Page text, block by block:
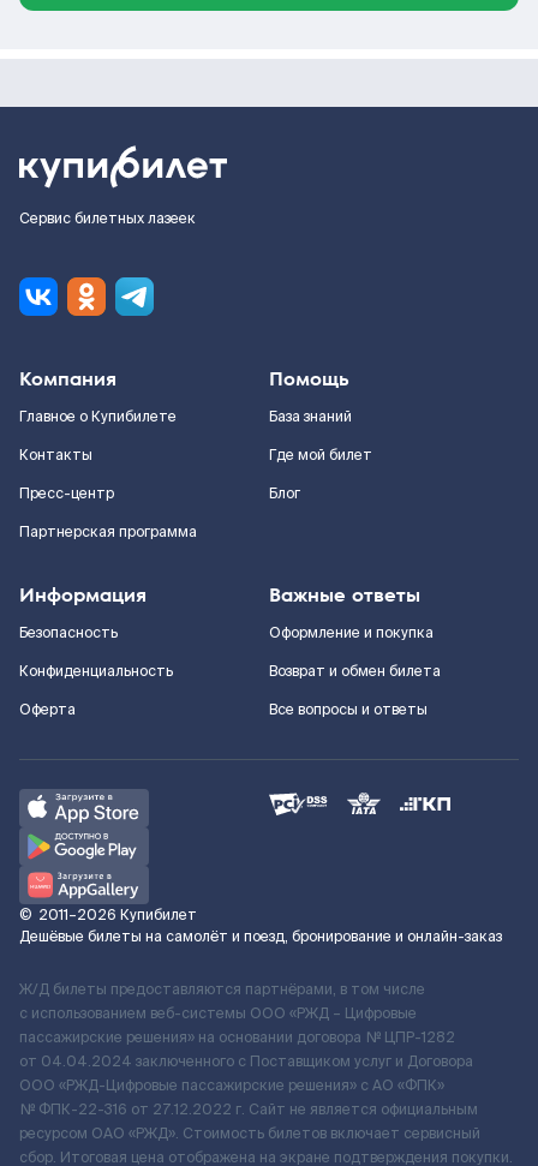
Сервис билетных лазеек
Компания
Главное о Купибилете
Контакты
Пресс-центр
Партнерская программа
Помощь
База знаний
Где мой билет
Блог
Информация
Безопасность
Конфиденциальность
Оферта
Важные ответы
Оформление и покупка
Возврат и обмен билета
Все вопросы и ответы
© 2011–2026 Купибилет
Дешёвые билеты на самолёт и поезд, бронирование и онлайн-заказ
Ж/Д билеты предоставляются партнёрами, в том числе
с использованием веб-системы ООО «РЖД – Цифровые
пассажирские решения» на основании договора № ЦПР-1282
от 04.04.2024 заключенного с Поставщиком услуг и Договора
ООО «РЖД-Цифровые пассажирские решения» c АО «ФПК»
№ ФПК-22-316 от 27.12.2022 г. Сайт не является официальным
ресурсом ОАО «РЖД». Стоимость билетов включает сервисный
сбор. Итоговая цена отображена на экране подтверждения покупки.